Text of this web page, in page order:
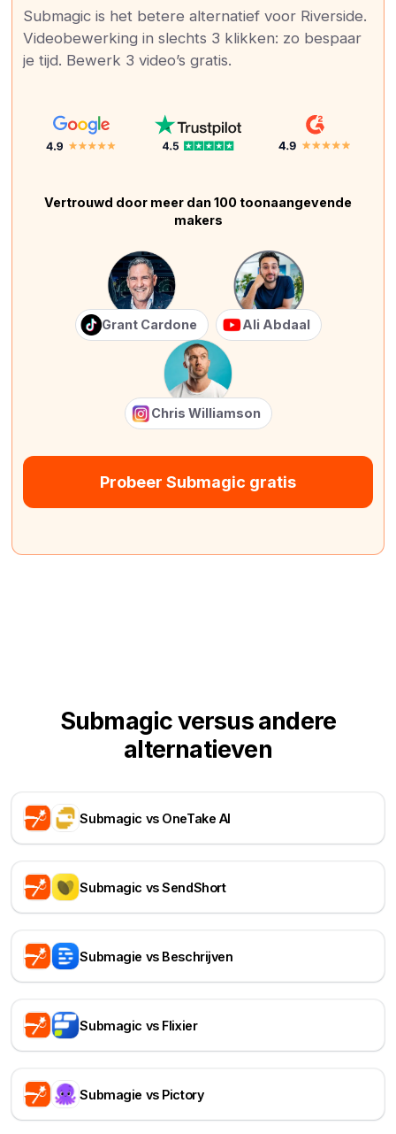
Submagic is het betere alternatief voor Riverside.
Videobewerking in slechts 3 klikken: zo bespaar
je tijd. Bewerk 3 video’s gratis.
Vertrouwd door meer dan 100 toonaangevende
makers
Grant Cardone Ali Abdaal
Chris Williamson
Probeer Submagic gratis
Submagic versus andere
alternatieven
Submagic vs OneTake AI
Submagic vs SendShort
Submagie vs Beschrijven
Submagic vs Flixier
Submagie vs Pictory